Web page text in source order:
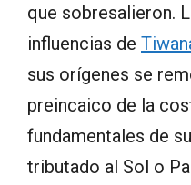
que sobresalieron.
influencias de
sus orígenes se
preincaico de la
fundamentales de
tributado al Sol o